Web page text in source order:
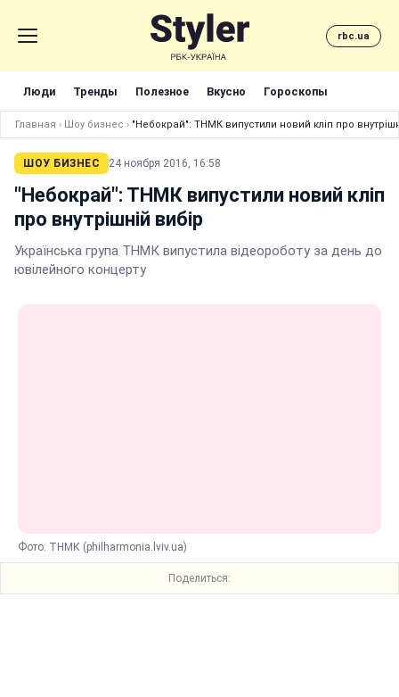
rbc.ua
Люди Тренды Полезное Вкусно Гороскопы
Главная › Шоу бизнес › "Небокрай": ТНМК випустили новий кліп про
ШОУ БИЗНЕС 24 ноября 2016, 16:58
"Небокрай": ТНМК випустили новий кліп
про внутрішній вибір
Українська група ТНМК випустила відеороботу за день до
ювілейного концерту
Фото: ТНМК (philharmonia.lviv.ua)
Поделиться: